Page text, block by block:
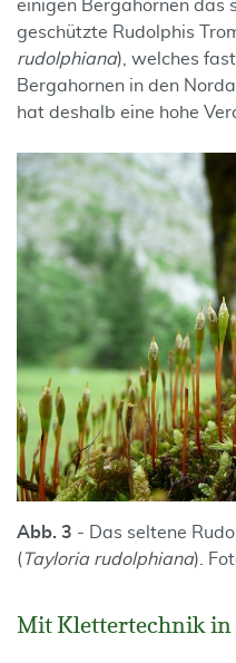
einigen Bergahornen das
geschützte Rudolphis
rudolphiana), welches
Bergahornen in den
hat deshalb eine hohe
Abb. 3 - Das seltene
( Tayloria rudolphiana).
Mit Klettertechnik in